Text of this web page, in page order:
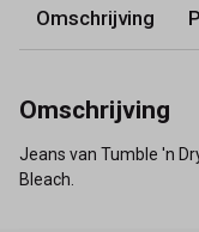
Omschrijving
Omschrijving
Jeans van Tumble 'n
Bleach.